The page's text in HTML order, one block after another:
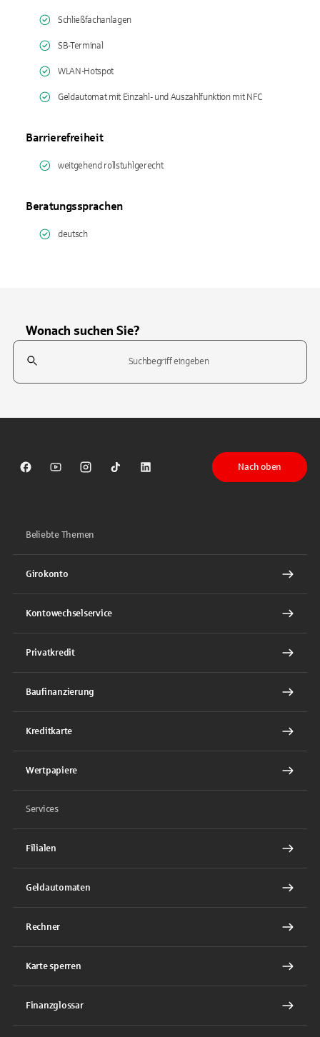
Schließfachanlagen
SB-Terminal
WLAN-Hotspot
Geldautomat mit Einzahl- und Auszahlfunktion mit NFC
Barrierefreiheit
weitgehend rollstuhlgerecht
Beratungssprachen
deutsch
Wonach suchen Sie?
Suchfeld
Sparkasse auf Facebook
Sparkasse auf Youtube
Sparkasse auf Instagram
Sparkasse auf TikTok
Sparkasse auf LinkedIn
Nach oben
Beliebte Themen
Girokonto
Kontowechselservice
Privatkredit
Baufinanzierung
Kreditkarte
Wertpapiere
Services
Filialen
Geldautomaten
Rechner
Karte sperren
Finanzglossar